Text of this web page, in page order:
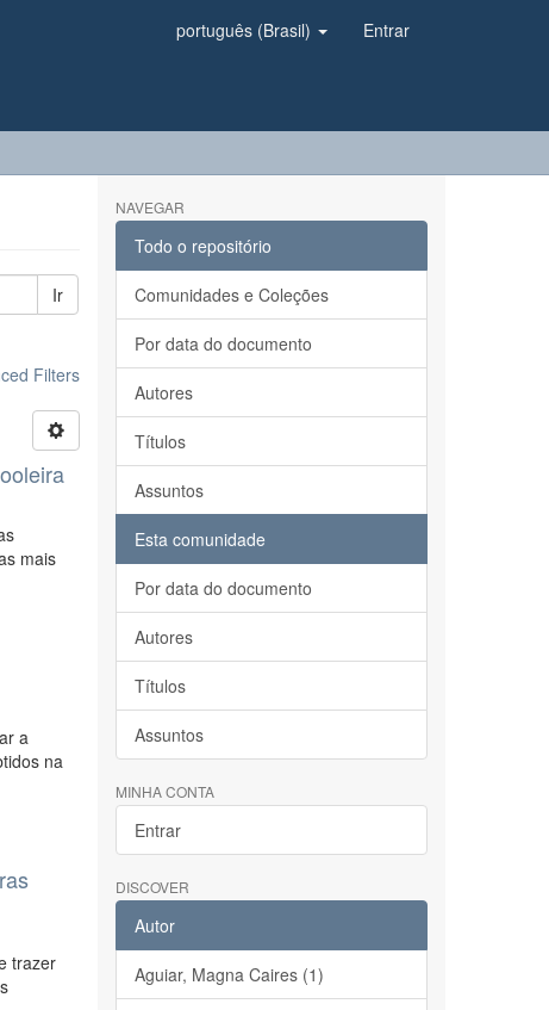
português (Brasil) Entrar
Ir
Filters
mais
a
na
trazer
NAVEGAR
Todo o repositório
Comunidades e Coleções
Por data do documento
Autores
Títulos
Assuntos
Esta comunidade
Por data do documento
Autores
Títulos
Assuntos
MINHA CONTA
Entrar
DISCOVER
Autor
Aguiar, Magna Caires (1)